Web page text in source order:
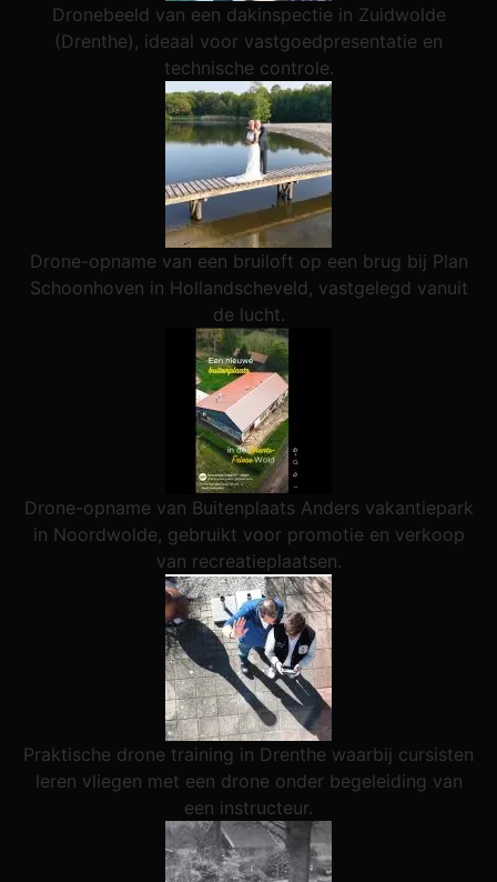
Dronebeeld van een dakinspectie in Zuidwolde
(Drenthe), ideaal voor vastgoedpresentatie en
technische controle.
Drone-opname van een bruiloft op een brug bij Plan
Schoonhoven in Hollandscheveld, vastgelegd vanuit
de lucht.
Drone-opname van Buitenplaats Anders vakantiepark
in Noordwolde, gebruikt voor promotie en verkoop
van recreatieplaatsen.
Praktische drone training in Drenthe waarbij cursisten
leren vliegen met een drone onder begeleiding van
een instructeur.